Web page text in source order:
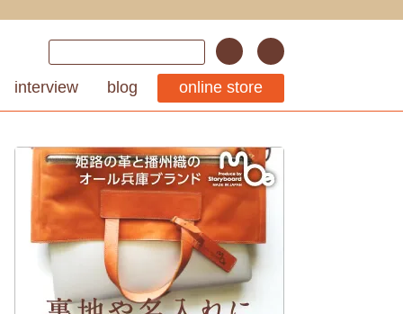
interview blog online store